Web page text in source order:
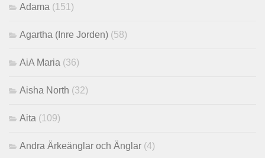
Adama (151)
Agartha (Inre Jorden) (58)
AiA Maria (36)
Aisha North (32)
Aita (109)
Andra Ärkeänglar och Änglar (4)